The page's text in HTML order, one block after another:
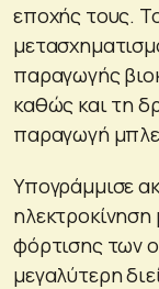
εποχής τους.
παραγωγής
καθώς και τη
παραγωγή
Υπογράμμισε
φόρτισης των
μεγαλύτερη